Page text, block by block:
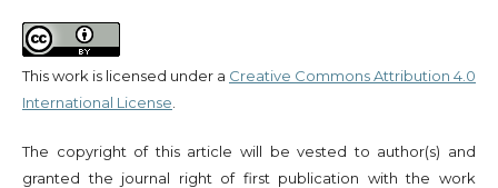
This work is licensed under a Creative Commons Attribution 4.0
International License
The copyright of this article will be vested to author(s) and
granted the journal right of first publication with the work